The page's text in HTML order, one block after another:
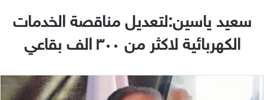
سعيد ياسين:لتعديل مناقصة الخدمات
الكهربائية لاكثر من ٣٠٠ الف بقاعي